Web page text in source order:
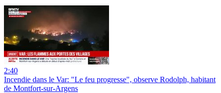
2:40
Incendie dans le Var: "Le feu progresse", observe Rodolph, habitant
de Montfort-sur-Argens